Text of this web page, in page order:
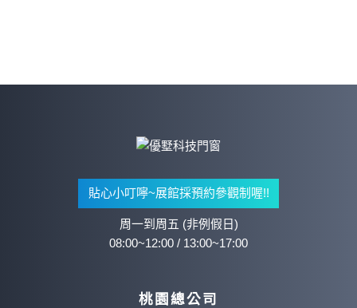
貼心小叮嚀~展館採預約參觀制喔!!
周一到周五 (非例假日)
08:00~12:00 / 13:00~17:00
桃園總公司